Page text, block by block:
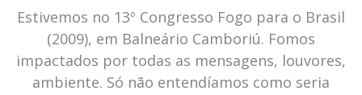
Estivemos no 13º Congresso Fogo para o Brasil
(2009), em Balneário Camboriú. Fomos
impactados por todas as mensagens, louvores,
ambiente. Só não entendíamos como seria